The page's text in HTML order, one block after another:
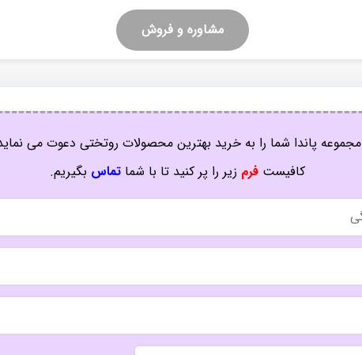
مشاوره و فروش
مجموعه پاندا شما را به خرید بهترین محصولات روتختی دعوت می
کافیستفرم زیر را پر کنید تا با شماتماس بگیریم.